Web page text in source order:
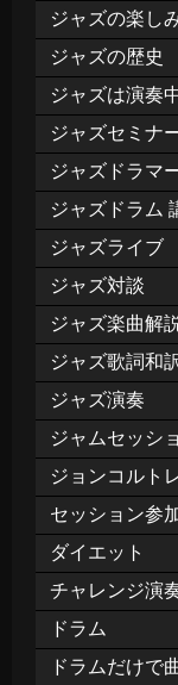
ジャズの楽し
ジャズの歴史
ジャズは演奏
ジャズセミナ
ジャズドラマ
ジャズドラム
ジャズライブ
ジャズ対談
ジャズ楽曲解
ジャズ歌詞和
ジャズ演奏
ジャムセッシ
ジョンコルト
セッション参
ダイエット
チャレンジ演
ドラム
ドラムだけで